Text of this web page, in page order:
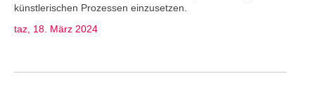
künstlerischen Prozessen einzusetzen.
taz, 18. März 2024